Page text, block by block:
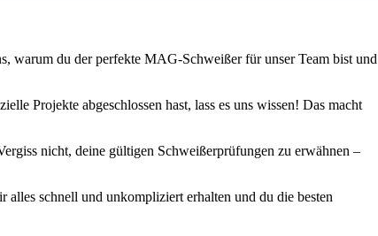
warum du der perfekte MAG-Schweißer für unser Team bist und
Projekte abgeschlossen hast, lass es uns wissen! Das macht
nicht, deine gültigen Schweißerprüfungen zu erwähnen –
alles schnell und unkompliziert erhalten und du die besten